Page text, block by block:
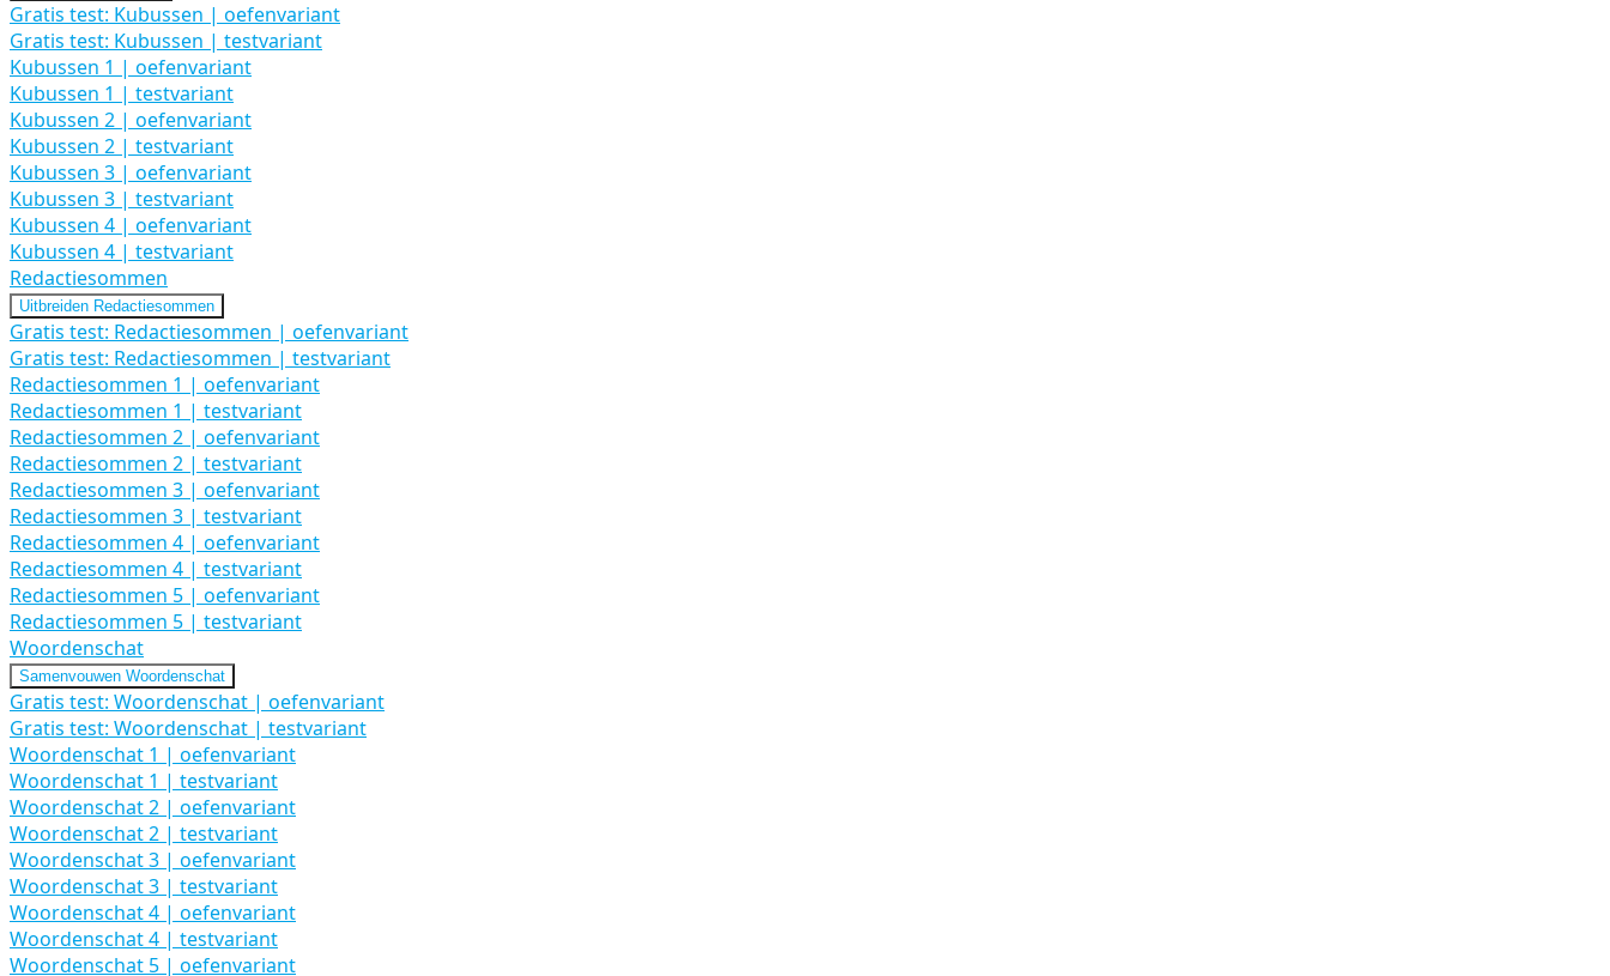
Gratis test: Kubussen | oefenvariant
Gratis test: Kubussen | testvariant
Kubussen 1 | oefenvariant
Kubussen 1 | testvariant
Kubussen 2 | oefenvariant
Kubussen 2 | testvariant
Kubussen 3 | oefenvariant
Kubussen 3 | testvariant
Kubussen 4 | oefenvariant
Kubussen 4 | testvariant
Redactiesommen
Uitbreiden Redactiesommen
Gratis test: Redactiesommen | oefenvariant
Gratis test: Redactiesommen | testvariant
Redactiesommen 1 | oefenvariant
Redactiesommen 1 | testvariant
Redactiesommen 2 | oefenvariant
Redactiesommen 2 | testvariant
Redactiesommen 3 | oefenvariant
Redactiesommen 3 | testvariant
Redactiesommen 4 | oefenvariant
Redactiesommen 4 | testvariant
Redactiesommen 5 | oefenvariant
Redactiesommen 5 | testvariant
Woordenschat
Samenvouwen Woordenschat
Gratis test: Woordenschat | oefenvariant
Gratis test: Woordenschat | testvariant
Woordenschat 1 | oefenvariant
Woordenschat 1 | testvariant
Woordenschat 2 | oefenvariant
Woordenschat 2 | testvariant
Woordenschat 3 | oefenvariant
Woordenschat 3 | testvariant
Woordenschat 4 | oefenvariant
Woordenschat 4 | testvariant
Woordenschat 5 | oefenvariant